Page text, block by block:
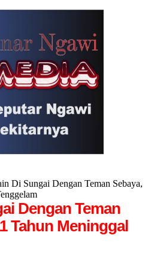
Di Sungai Dengan Teman Sebaya,
Dengan Teman
Tahun Meninggal